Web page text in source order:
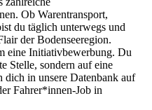
Ob Warentransport,
du täglich unterwegs und
der Bodenseeregion.
eine Initiativbewerbung. Du
Stelle, sondern auf eine
dich in unsere Datenbank auf
Fahrer*innen-Job in